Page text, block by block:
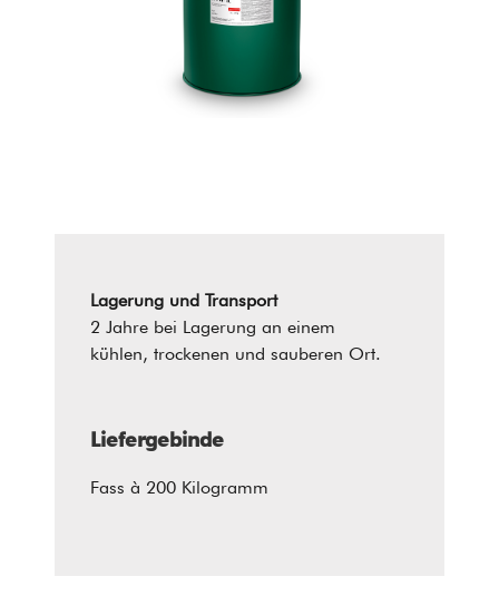
Lagerung und Transport
2 Jahre bei Lagerung an einem
kühlen, trockenen und sauberen Ort.
Liefergebinde
Fass à 200 Kilogramm